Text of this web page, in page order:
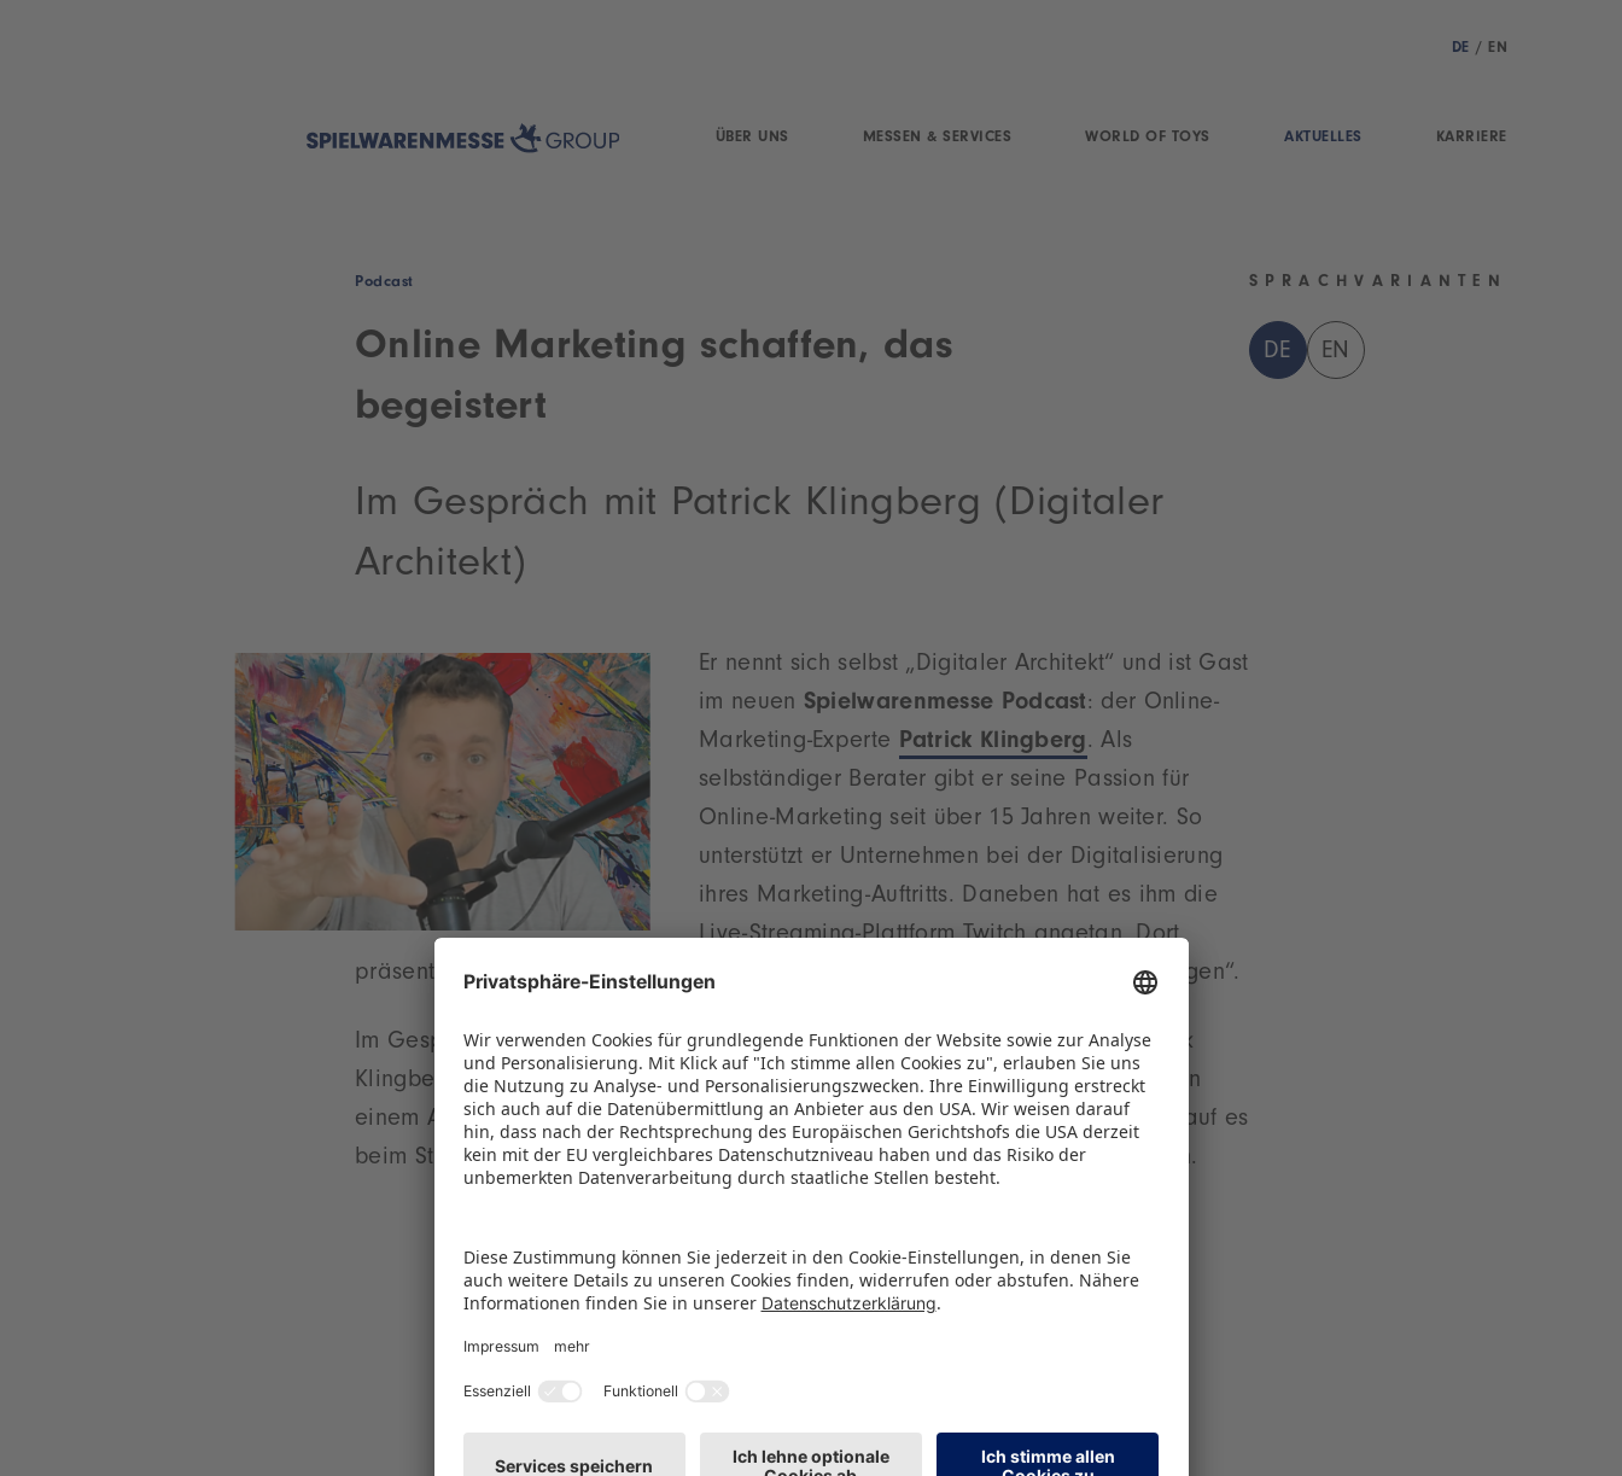
DE / EN
ÜBER UNS MESSEN & SERVICES WORLD OF TOYS AKTUELLES KARRIERE
SPRACHVARIANTEN
DE EN
Podcast
Online Marketing schaffen, das
begeistert
Im Gespräch mit Patrick Klingberg (Digitaler
Architekt)
Er nennt sich selbst „Digitaler Architekt“ und ist Gast
im neuen Spielwarenmesse Podcast: der Online-
Marketing-Experte Patrick Klingberg. Als
selbständiger Berater gibt er seine Passion für
Online-Marketing seit über 15 Jahren weiter. So
unterstützt er Unternehmen bei der Digitalisierung
ihres Marketing-Auftritts. Daneben hat es ihm die
Live-Streaming-PlattformTwitchangetan. Dort
präsentiert er sein wöchentliches Coaching-Format „#Onlinemarketing am Morgen“.
Im Gespräch mit Marco Jahn von der Spielwarenmesse eG beantwortet Patrick
Klingberg die Frage, warum auch Unternehmen aus der Spielwarenbranche von
einem Auftritt bei Twitch profitieren können. Außerdem erklärt der Experte, worauf es
beim Streamen im Wesentlichen ankommt und welche Inhalte zum Erfolg führen.
Wir benötigen Ihre Zustimmung, um
den Spotify-Service zu laden!
Dieser Service kann Daten zu Ihren Aktivitäten
stimmen Sie der Nutzung des Service zu, um
diese Inhalte anzuzeigen.